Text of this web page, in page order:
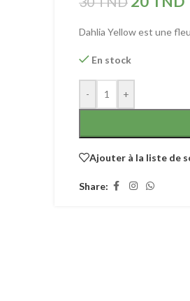
Dahlia Yellow est une
En stock
- +
Ajouter à la liste de
Share: